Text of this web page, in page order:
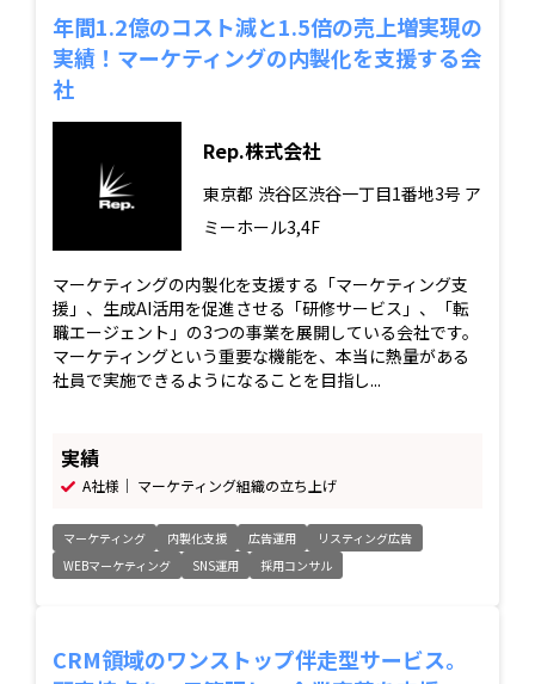
年間1.2億のコスト減と1.5倍の売上増実現の
実績！マーケティングの内製化を支援する会
社
Rep.株式会社
東京都 渋谷区渋谷一丁目1番地3号 ア
ミーホール3,4F
マーケティングの内製化を支援する「マーケティング支
援」、生成AI活用を促進させる「研修サービス」、「転
職エージェント」の3つの事業を展開している会社です。
マーケティングという重要な機能を、本当に熱量がある
社員で実施できるようになることを目指し...
実績
A社様｜ マーケティング組織の立ち上げ
マーケティング 内製化支援 広告運用
リスティング広告
WEBマーケティング
SNS運用 採用コンサル
CRM領域のワンストップ伴走型サービス。